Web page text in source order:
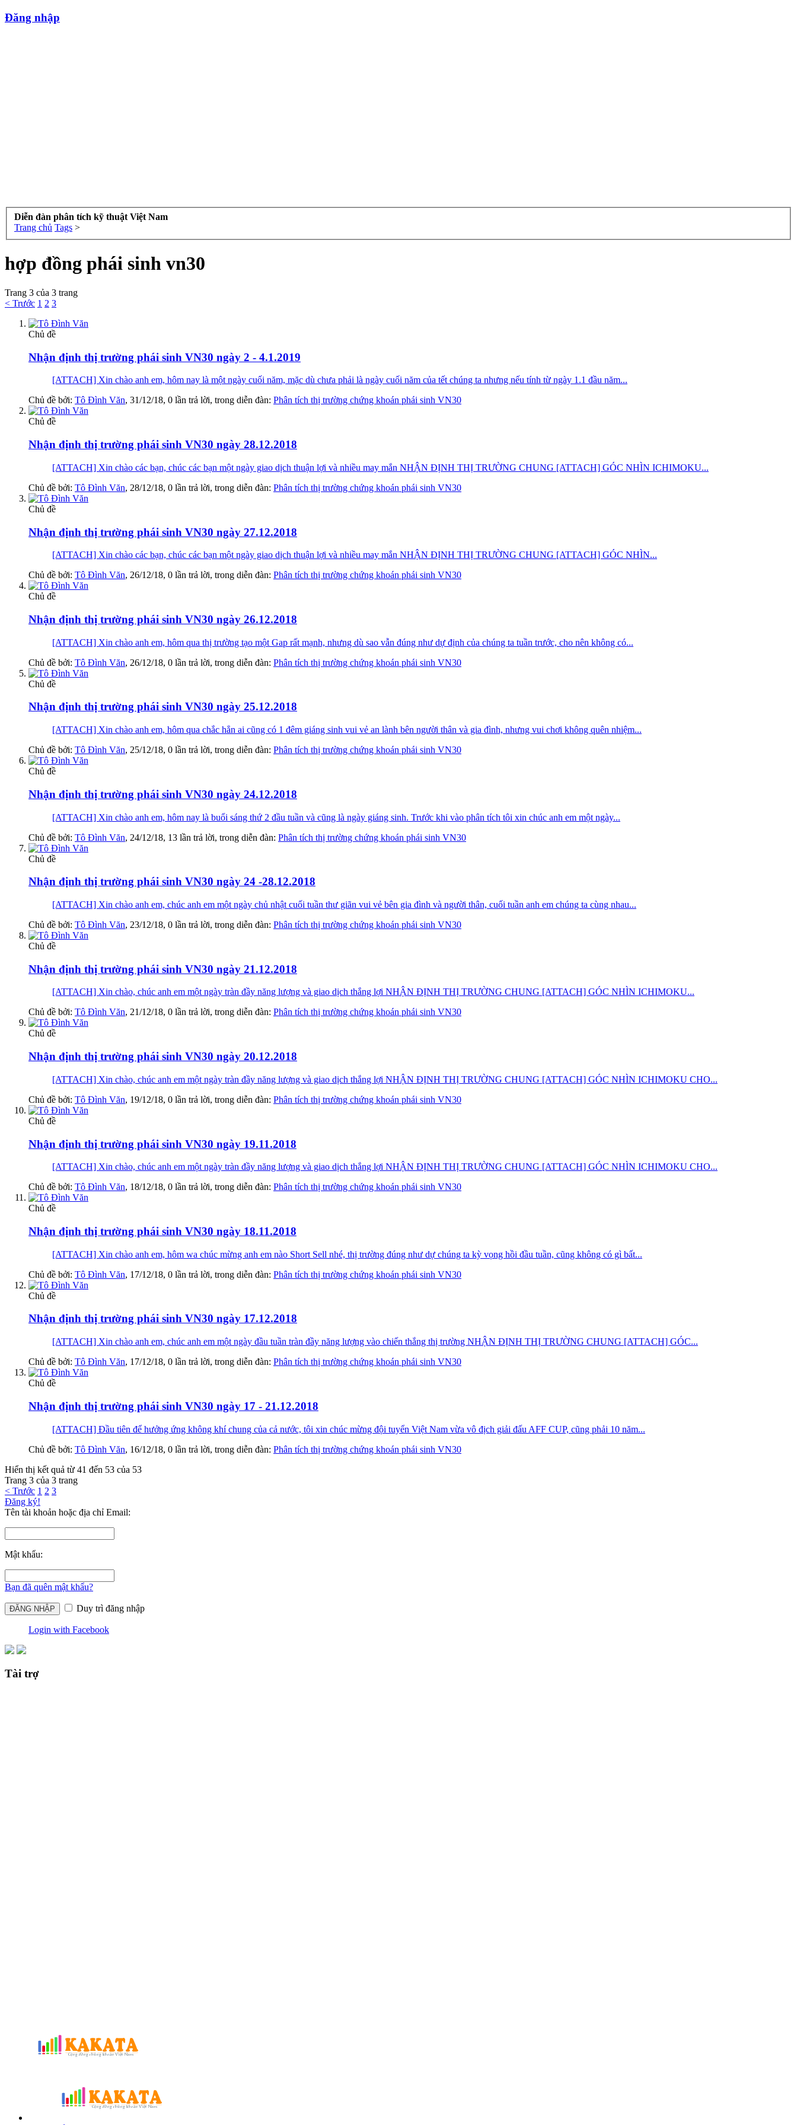
Đăng nhập
Diễn đàn phân tích kỹ thuật Việt Nam
Trang chủ Tags >
hợp đồng phái sinh vn30
Trang 3 của 3 trang
< Trước 1 2 3
Chủ đề
Nhận định thị trường phái sinh VN30 ngày 2 - 4.1.2019
[ATTACH] Xin chào anh em, hôm nay là một ngày cuối năm, mặc dù chưa phải là ngày cuối năm của tết chúng ta nhưng nếu tính từ ngày 1.1 đầu năm...
Chủ đề bởi: Tô Đình Văn, 31/12/18, 0 lần trả lời, trong diễn đàn: Phân tích thị trường chứng khoán phái sinh VN30
Chủ đề
Nhận định thị trường phái sinh VN30 ngày 28.12.2018
[ATTACH] Xin chào các bạn, chúc các bạn một ngày giao dịch thuận lợi và nhiều may mắn NHẬN ĐỊNH THỊ TRƯỜNG CHUNG [ATTACH] GÓC NHÌN ICHIMOKU...
Chủ đề bởi: Tô Đình Văn, 28/12/18, 0 lần trả lời, trong diễn đàn: Phân tích thị trường chứng khoán phái sinh VN30
Chủ đề
Nhận định thị trường phái sinh VN30 ngày 27.12.2018
[ATTACH] Xin chào các bạn, chúc các bạn một ngày giao dịch thuận lợi và nhiều may mắn NHẬN ĐỊNH THỊ TRƯỜNG CHUNG [ATTACH] GÓC NHÌN...
Chủ đề bởi: Tô Đình Văn, 26/12/18, 0 lần trả lời, trong diễn đàn: Phân tích thị trường chứng khoán phái sinh VN30
Chủ đề
Nhận định thị trường phái sinh VN30 ngày 26.12.2018
[ATTACH] Xin chào anh em, hôm qua thị trường tạo một Gap rất mạnh, nhưng dù sao vẫn đúng như dự định của chúng ta tuần trước, cho nên không có...
Chủ đề bởi: Tô Đình Văn, 26/12/18, 0 lần trả lời, trong diễn đàn: Phân tích thị trường chứng khoán phái sinh VN30
Chủ đề
Nhận định thị trường phái sinh VN30 ngày 25.12.2018
[ATTACH] Xin chào anh em, hôm qua chắc hẳn ai cũng có 1 đêm giáng sinh vui vẻ an lành bên người thân và gia đình, nhưng vui chơi không quên nhiệm...
Chủ đề bởi: Tô Đình Văn, 25/12/18, 0 lần trả lời, trong diễn đàn: Phân tích thị trường chứng khoán phái sinh VN30
Chủ đề
Nhận định thị trường phái sinh VN30 ngày 24.12.2018
[ATTACH] Xin chào anh em, hôm nay là buổi sáng thứ 2 đầu tuần và cũng là ngày giáng sinh. Trước khi vào phân tích tôi xin chúc anh em một ngày...
Chủ đề bởi: Tô Đình Văn, 24/12/18, 13 lần trả lời, trong diễn đàn: Phân tích thị trường chứng khoán phái sinh VN30
Chủ đề
Nhận định thị trường phái sinh VN30 ngày 24 -28.12.2018
[ATTACH] Xin chào anh em, chúc anh em một ngày chủ nhật cuối tuần thư giãn vui vẻ bên gia đình và người thân, cuối tuần anh em chúng ta cùng nhau...
Chủ đề bởi: Tô Đình Văn, 23/12/18, 0 lần trả lời, trong diễn đàn: Phân tích thị trường chứng khoán phái sinh VN30
Chủ đề
Nhận định thị trường phái sinh VN30 ngày 21.12.2018
[ATTACH] Xin chào, chúc anh em một ngày tràn đầy năng lượng và giao dịch thắng lợi NHẬN ĐỊNH THỊ TRƯỜNG CHUNG [ATTACH] GÓC NHÌN ICHIMOKU...
Chủ đề bởi: Tô Đình Văn, 21/12/18, 0 lần trả lời, trong diễn đàn: Phân tích thị trường chứng khoán phái sinh VN30
Chủ đề
Nhận định thị trường phái sinh VN30 ngày 20.12.2018
[ATTACH] Xin chào, chúc anh em một ngày tràn đầy năng lượng và giao dịch thắng lợi NHẬN ĐỊNH THỊ TRƯỜNG CHUNG [ATTACH] GÓC NHÌN ICHIMOKU CHO...
Chủ đề bởi: Tô Đình Văn, 19/12/18, 0 lần trả lời, trong diễn đàn: Phân tích thị trường chứng khoán phái sinh VN30
Chủ đề
Nhận định thị trường phái sinh VN30 ngày 19.11.2018
[ATTACH] Xin chào, chúc anh em một ngày tràn đầy năng lượng và giao dịch thắng lợi NHẬN ĐỊNH THỊ TRƯỜNG CHUNG [ATTACH] GÓC NHÌN ICHIMOKU CHO...
Chủ đề bởi: Tô Đình Văn, 18/12/18, 0 lần trả lời, trong diễn đàn: Phân tích thị trường chứng khoán phái sinh VN30
Chủ đề
Nhận định thị trường phái sinh VN30 ngày 18.11.2018
[ATTACH] Xin chào anh em, hôm wa chúc mừng anh em nào Short Sell nhé, thị trường đúng như dự chúng ta kỳ vọng hồi đầu tuần, cũng không có gì bất...
Chủ đề bởi: Tô Đình Văn, 17/12/18, 0 lần trả lời, trong diễn đàn: Phân tích thị trường chứng khoán phái sinh VN30
Chủ đề
Nhận định thị trường phái sinh VN30 ngày 17.12.2018
[ATTACH] Xin chào anh em, chúc anh em một ngày đầu tuần tràn đầy năng lượng vào chiến thắng thị trường NHẬN ĐỊNH THỊ TRƯỜNG CHUNG [ATTACH] GÓC...
Chủ đề bởi: Tô Đình Văn, 17/12/18, 0 lần trả lời, trong diễn đàn: Phân tích thị trường chứng khoán phái sinh VN30
Chủ đề
Nhận định thị trường phái sinh VN30 ngày 17 - 21.12.2018
[ATTACH] Đầu tiên để hưởng ứng không khí chung của cả nước, tôi xin chúc mừng đội tuyển Việt Nam vừa vô địch giải đấu AFF CUP, cũng phải 10 năm...
Chủ đề bởi: Tô Đình Văn, 16/12/18, 0 lần trả lời, trong diễn đàn: Phân tích thị trường chứng khoán phái sinh VN30
Hiển thị kết quả từ 41 đến 53 của 53
Trang 3 của 3 trang
< Trước 1 2 3
Đăng ký!
Tên tài khoản hoặc địa chỉ Email:
Mật khẩu:
Bạn đã quên mật khẩu?
Duy trì đăng nhập
Login with Facebook
Tài trợ